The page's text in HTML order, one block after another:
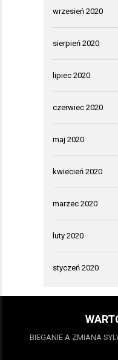
wrzesień 2020
sierpień 2020
lipiec 2020
czerwiec 2020
maj 2020
kwiecień 2020
marzec 2020
luty 2020
styczeń 2020
BIEGANIE A ZMIANA